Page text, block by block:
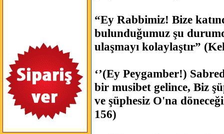
“Ey Rabbimiz! Bize
bulunduğumuz şu
ulaşmayı kolaylaştır”
‘’(Ey Peygamber!)
bir musibet gelince, Biz
ve şüphesiz O'na
156)